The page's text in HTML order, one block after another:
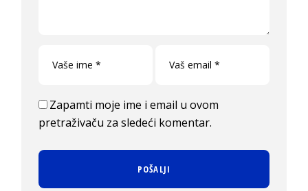
Zapamti moje ime i email u ovom
pretraživaču za sledeći komentar.